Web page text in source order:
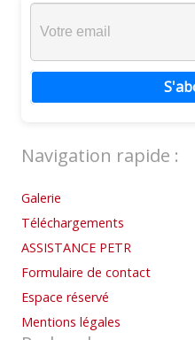
Navigation rapide :
Galerie
Téléchargements
ASSISTANCE PETR
Formulaire de contact
Espace réservé
Mentions légales